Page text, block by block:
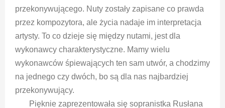
przekonywującego. Nuty zostały zapisane co prawda
przez kompozytora, ale życia nadaje im interpretacja
artysty. To co dzieje się między nutami, jest dla
wykonawcy charakterystyczne. Mamy wielu
wykonawców śpiewających ten sam utwór, a chodzimy
na jednego czy dwóch, bo są dla nas najbardziej
przekonywujący.
Pięknie zaprezentowała się sopranistka Rusłana